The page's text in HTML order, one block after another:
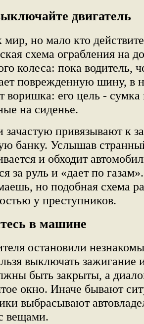
двигатель
мир, но мало кто
схема ограбления на
колеса: пока водитель,
поврежденную шину, в
воришка: его цель -
на сиденье.
привязывают к
банку. Услышав
и обходит
за руль и «дает по
но подобная схема
у преступников.
в машине
остановили
выключать зажигание
быть закрыты, а
окно. Иначе бывают
выбрасывают
вещами.